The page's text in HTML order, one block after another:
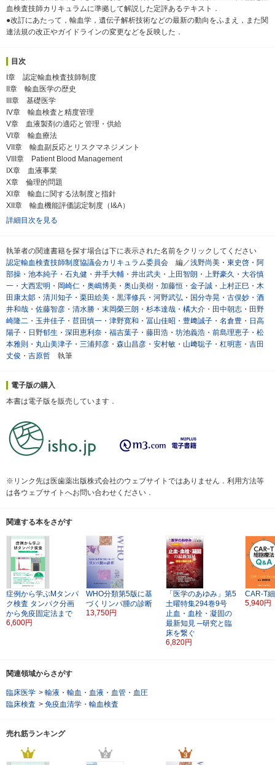
血検査技師カリキュラムに準拠して解説した定評あるテキスト．
●改訂にあたって，輸血学，遺伝子解析技術などの最新の動向をふまえ，また関
連法規の改正やガイドラインの変更などを反映した．
目次
I章 認定輸血検査技師制度
II章 輸血医学の歴史
III章 基礎医学
IV章 輸血検査と精度管理
V章 血液製剤の適応と管理・供給
VI章 輸血療法
VII章 輸血副反応とリスクマネジメント
VIII章 Patient Blood Management
IX章 血液事業
X章 倫理的問題
XI章 輸血に関する法制度と指針
XII章 輸血機能評価認定制度（I&A）
詳細目次を見る
執筆者の関連書籍を探す場合は下に表示された名前をクリックしてください
認定輸血検査技師制度協議会カリキュラム委員会 編／浅野尚美 ・ 東史啓 ・ 阿
部操 ・ 池本純子 ・ 石丸健 ・ 井手大輔 ・ 井出武夫 ・ 上田智朗 ・ 上野豪久 ・ 大谷慎
一 ・ 大西宏明 ・ 岡崎仁 ・ 奥嶋博美 ・ 奥山美樹 ・ 加藤恒 ・ 金子誠 ・ 上村正巳 ・ 木
田康太郞 ・ 清川知子 ・ 栗田絵美 ・ 黒澤修兵 ・ 河野武弘 ・ 国分寺晃 ・ 古俣妙 ・ 酒
井和哉 ・ 佐藤智彦 ・ 清水勝 ・ 末岡榮三朗 ・ 杉本達哉 ・ 橘大介 ・ 田中朝志 ・ 田野
崎隆二 ・ 玉井佳子 ・ 苣田慎一 ・ 津野寛和 ・ 冨山佳昭 ・ 豊﨑誠子 ・ 名倉豊 ・ 日高
陽子 ・ 日野郁生 ・ 深田恵利奈 ・ 福吉葉子 ・ 藤田浩 ・ 坊池義浩 ・ 前島理恵子 ・ 松
本雅則 ・ 丸山美津子 ・ 三浦邦彦 ・ 森山昌彦 ・ 安村敏 ・ 山﨑聡子 ・ 杠明憲 ・ 吉田
丈俊 ・ 吉原哲 執筆
電子版の購入
本書は電子版を販売しています．
※リンク先は医歯薬出版株式会社のウェブサイトではありません．利用方法等
は各ウェブサイトへお問い合わせください．
関連する本をさがす
症例から学ぶMタンパ
ク検査 タンパク分画
から免疫固定法まで
6,600円
WHO分類第5版に基
づくリンパ腫の診断
13,750円
「医学のあゆみ」第5
土曜特集294巻9号
止血・血栓・凝固の
最新知見 ─研究と臨
床を繋ぐ
6,820円
CAR-T
5,940円
関連領域からさがす
臨床医学 > 輸液・輸血・血液・血管・血圧
臨床検査 > 免疫血清学・輸血検査
売れ筋ランキング